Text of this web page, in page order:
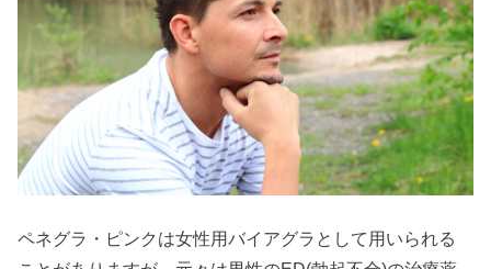
ペネグラ・ピンクは女性用バイアグラとして用いられる